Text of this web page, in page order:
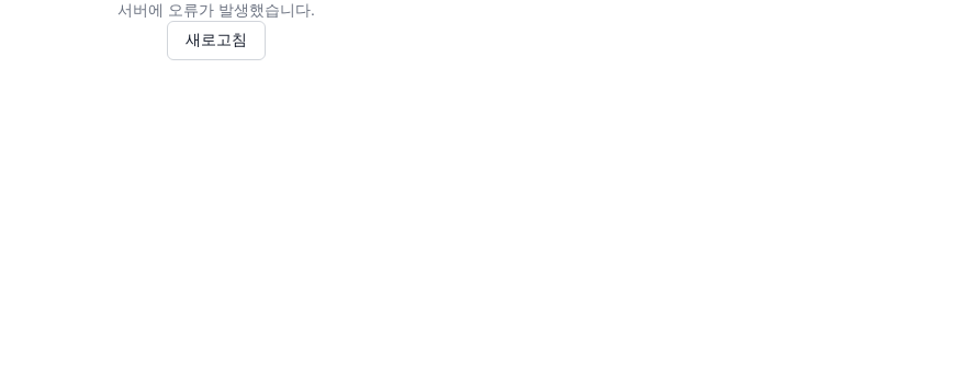
서버에 오류가 발생했습니다.
새로고침